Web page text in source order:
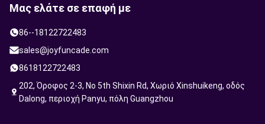
Μας ελάτε σε επαφή με
86--18122722483
sales@joyfuncade.com
8618122722483
202, Όροφος 2-3, No 5th Shixin Rd, Χωριό Xinshuikeng, οδός
Dalong, περιοχή Panyu, πόλη Guangzhou